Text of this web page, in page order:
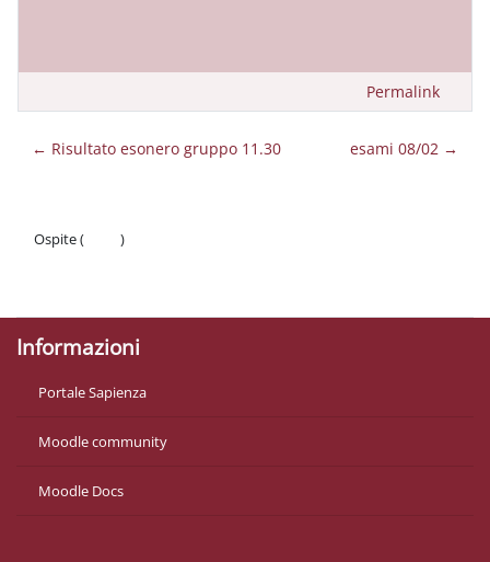
Permalink
← Risultato esonero gruppo 11.30 esami 08/02 →
Ospite (
)
Informazioni
Portale Sapienza
Moodle community
Moodle Docs